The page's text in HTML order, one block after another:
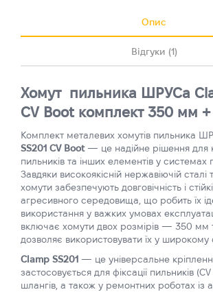
Опис
Відгуки (1)
Хомут пильника ШРУСа
CV Boot комплект 350 мм
Комплект металевих хомутів пильника
SS201 CV Boot— це надійне рішення для
пильників та інших елементів у системах
Завдяки високоякісній нержавіючій сталі
хомути забезпечують довговічність і
агресивного середовища, що робить їх
використання у важких умовах
включає хомути двох розмірів — 350
дозволяє використовувати їх у широкому
Clamp SS201 — це універсальне
застосовується для фіксації пильників
шлангів, а також у ремонтних роботах із